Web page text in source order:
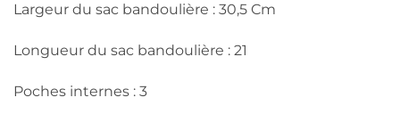
Largeur du sac bandoulière : 30,5 Cm
Longueur du sac bandoulière : 21
Poches internes : 3